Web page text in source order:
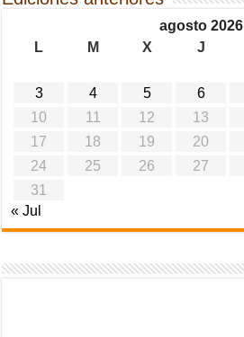
agosto 2026
L
M X J
3
4 5 6
10
11 12 13
17
18 19 20
24
25 26 27
31
« Jul